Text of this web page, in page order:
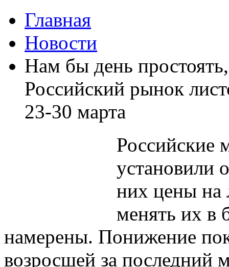
Главная
Новости
Нам бы день
Российский рынок
23-30 марта
Российские
установили
них цены на
менять их в
намерены. Понижение
возросшей за последний